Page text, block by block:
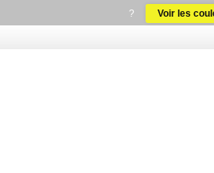
? Voir les